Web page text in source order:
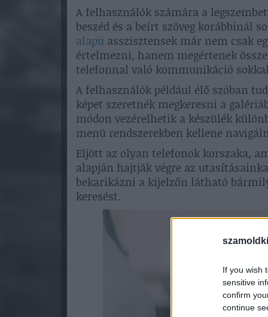
If you wish
sensitive
confirm
continue
A felhasználók számára a
beszéd és a beírt szöveg korábbinál
alapú asszisztensek már nem csak
értelmezni, hanem megértenek
telefonnal való kommunikáció
A felhasználók például élő szóban
képet szeretnék megkeresni a
módon vezérelhetik a készülék
menü rendszerekben kellene
Eljött az olyan telefonok korszaka,
alapján hajtják végre az
bekarikázni a kijelzőn látható
keresést.